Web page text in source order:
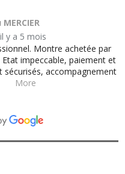
il y a 5 mois
Montre achetée par
impeccable, paiement et
sécurisés, accompagnement
More